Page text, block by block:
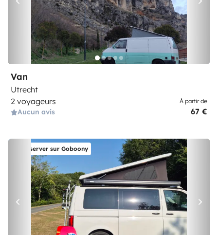
Van
Utrecht
2 voyageurs
Aucun avis
À partir de
67 €
Réserver sur Goboony